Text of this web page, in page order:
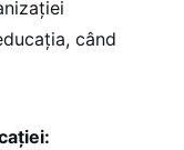
când